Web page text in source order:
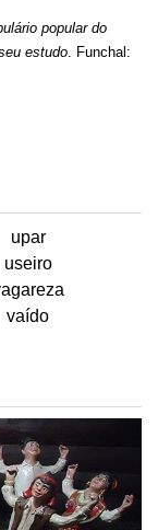
popular do
estudo. Funchal:
upar
useiro
vaído